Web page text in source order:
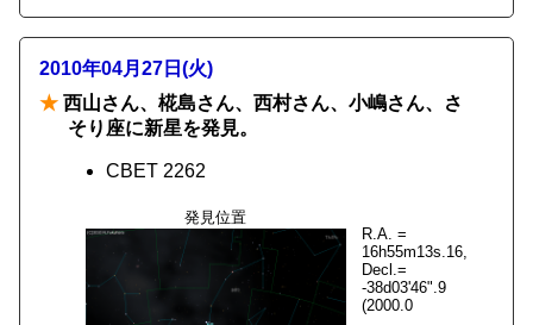
2010年04月27日(火)
★ 西山さん、椛島さん、西村さん、小嶋さん、さ
そり座に新星を発見。
CBET 2262
発見位置
R.A. =
16h55m13s.16,
Decl.=
-38d03'46".9
(2000.0